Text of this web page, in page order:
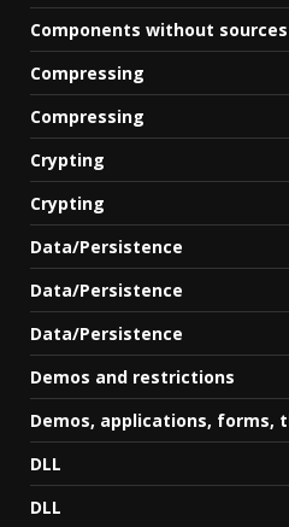
Components without sources
Compressing
Compressing
Crypting
Crypting
Data/Persistence
Data/Persistence
Data/Persistence
Demos and restrictions
Demos, applications, forms,
DLL
DLL